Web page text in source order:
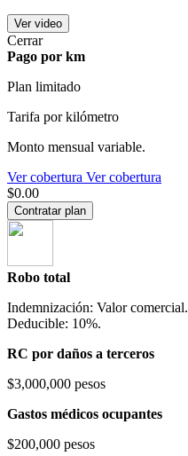
Ver video
Cerrar
Pago por km
Plan limitado
Tarifa por kilómetro
Monto mensual variable.
Ver cobertura Ver cobertura
$0.00
Contratar plan
Robo total
Indemnización: Valor comercial.
Deducible: 10%.
RC por daños a terceros
$3,000,000 pesos
Gastos médicos ocupantes
$200,000 pesos